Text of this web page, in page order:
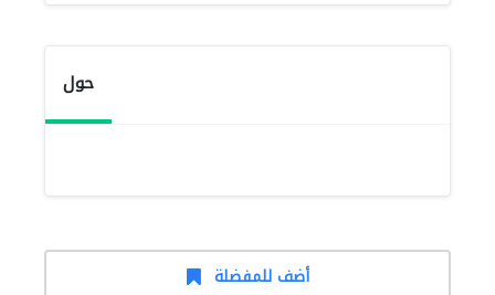
حول
أضف للمفضلة